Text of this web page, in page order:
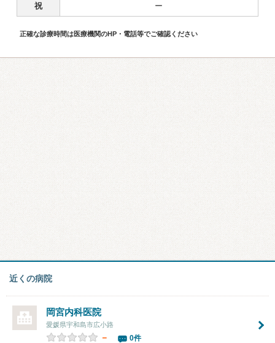
祝 ー
正確な診療時間は医療機関のHP・電話等でご確認ください
近くの病院
岡宮内科医院
愛媛県宇和島市広小路
－ 0件